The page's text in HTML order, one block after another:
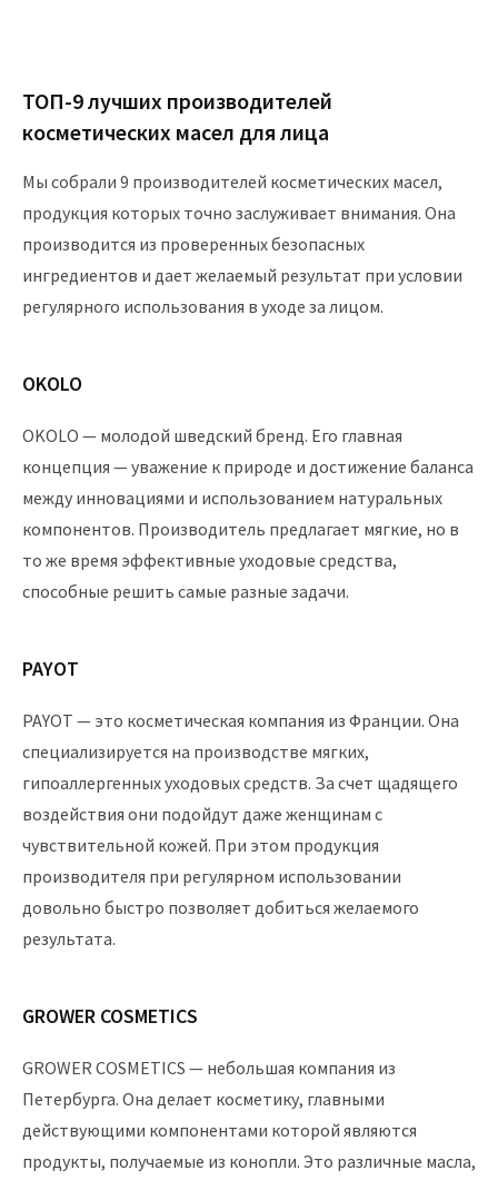
ТОП-9 лучших производителей
косметических масел для лица
Мы собрали 9 производителей косметических масел,
продукция которых точно заслуживает внимания. Она
производится из проверенных безопасных
ингредиентов и дает желаемый результат при условии
регулярного использования в уходе за лицом.
OKOLO
OKOLO — молодой шведский бренд. Его главная
концепция — уважение к природе и достижение баланса
между инновациями и использованием натуральных
компонентов. Производитель предлагает мягкие, но в
то же время эффективные уходовые средства,
способные решить самые разные задачи.
PAYOT
PAYOT — это косметическая компания из Франции. Она
специализируется на производстве мягких,
гипоаллергенных уходовых средств. За счет щадящего
воздействия они подойдут даже женщинам с
чувствительной кожей. При этом продукция
производителя при регулярном использовании
довольно быстро позволяет добиться желаемого
результата.
GROWER COSMETICS
GROWER COSMETICS — небольшая компания из
Петербурга. Она делает косметику, главными
действующими компонентами которой являются
продукты, получаемые из конопли. Это различные масла,